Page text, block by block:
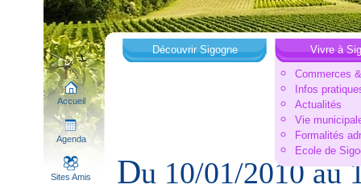
Accueil
Agenda
Sites Amis
Découvrir Sigogne
Vivre à
Commerces
Infos
Actualités
Vie
Formalités
Ecole de
Du 10/01/2010 au